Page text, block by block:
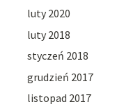
luty 2020
luty 2018
styczeń 2018
grudzień 2017
listopad 2017